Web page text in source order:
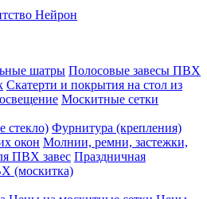
Нейрон
шатры Полосовые завесы ПВХ
Скатерти и покрытия на стол из
Москитные сетки
стекло) Фурнитура (крепления)
окон Молнии, ремни, застежки,
ПВХ завес Праздничная
(москитка)